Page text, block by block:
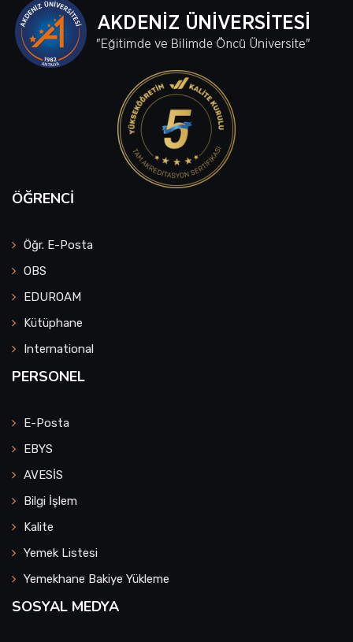
ÖĞRENCI
Öğr. E-Posta
OBS
EDUROAM
Kütüphane
International
PERSONEL
E-Posta
EBYS
AVESİS
Bilgi İşlem
Kalite
Yemek Listesi
Yemekhane Bakiye Yükleme
SOSYAL MEDYA